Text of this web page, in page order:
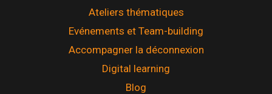
Ateliers thématiques
Evénements et Team-building
Accompagner la déconnexion
Digital learning
Blog